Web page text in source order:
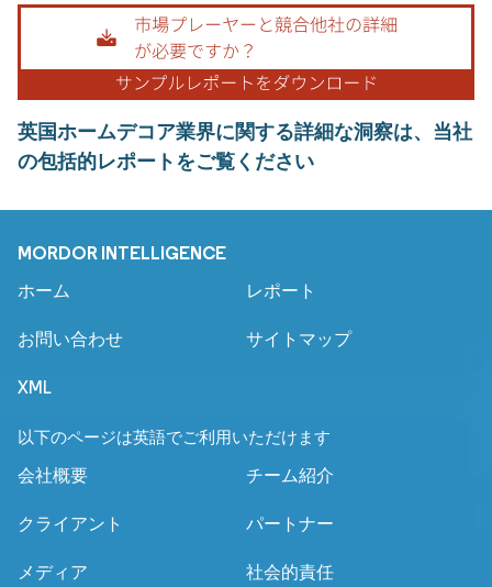
英国ホームデコア業界に関する詳細な洞察は、当社
の包括的レポートをご覧ください
MORDOR INTELLIGENCE
ホーム レポート
お問い合わせ サイトマップ
XML
以下のページは英語でご利用いただけます
会社概要 チーム紹介
クライアント パートナー
メディア 社会的責任